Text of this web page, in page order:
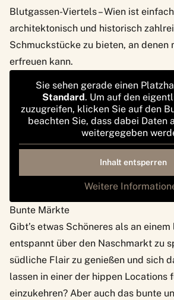
Blutgassen-Viertels – Wien ist
architektonisch und historisch
Schmuckstücke zu bieten, an denen
erfreuen kann.
Sie sehen gerade einen
Standard. Um auf den
zuzugreifen, klicken Sie auf den
beachten Sie, dass dabei Daten
weitergegeben
Inhalt entsperren
Weitere
Bunte Märkte
Gibt’s etwas Schöneres als an einem
entspannt über den Naschmarkt zu
südliche Flair zu genießen und sich
lassen in einer der hippen Locations
einzukehren? Aber auch das bunte